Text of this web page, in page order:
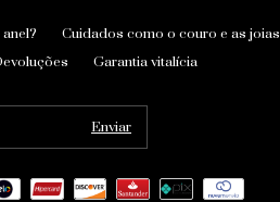
Cuidados como o couro e as joias
Garantia vitalícia